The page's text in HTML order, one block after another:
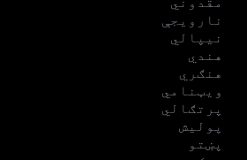
نارویجې
نیپالي
هندي
هنګري
ویټنامي
پرتګالي
پولیش
پښتو